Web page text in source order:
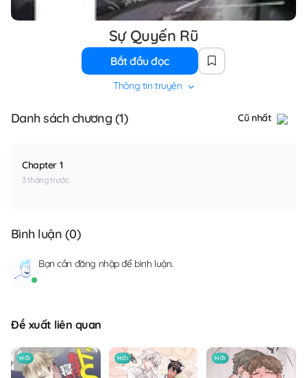
Sự Quyến Rũ
Bắt đầu đọc
Thông tin truyện
Danh sách chương (1) Cũ nhất
Chapter 1
3 tháng trước
Bình luận (0)
Bạn cần đăng nhậpđể bình luận.
Đề xuất liên quan
MỚI MỚI MỚI